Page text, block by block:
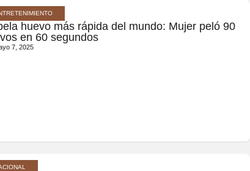
huevo más rápida del mundo: Mujer peló 90
en 60 segundos
7, 2025